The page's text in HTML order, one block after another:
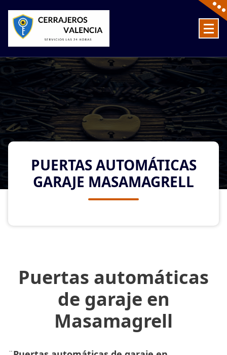
content
PUERTAS AUTOMÁTICAS
GARAJE MASAMAGRELL
Puertas automáticas
de garaje en
Masamagrell